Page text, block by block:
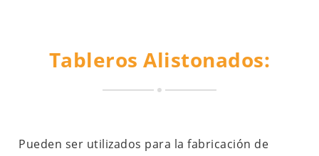
Tableros Alistonados:
Pueden ser utilizados para la fabricación de